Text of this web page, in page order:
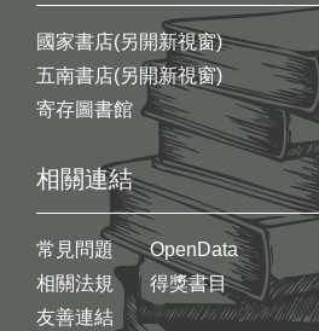
國家書店(另開新視窗)
五南書店(另開新視窗)
寄存圖書館
相關連結
常見問題
相關法規
友善連結
OpenData
得獎書目